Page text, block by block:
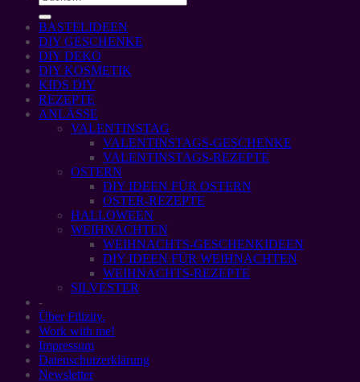
BASTELIDEEN
DIY GESCHENKE
DIY DEKO
DIY KOSMETIK
KIDS DIY
REZEPTE
ANLÄSSE
VALENTINSTAG
VALENTINSTAGS-GESCHENKE
VALENTINSTAGS-REZEPTE
OSTERN
DIY IDEEN FÜR OSTERN
OSTER-REZEPTE
HALLOWEEN
WEIHNACHTEN
WEIHNACHTS-GESCHENKIDEEN
DIY IDEEN FÜR WEIHNACHTEN
WEIHNACHTS-REZEPTE
SILVESTER
-
Über Filizity.
Work with me!
Impressum
Datenschutzerklärung
Newsletter